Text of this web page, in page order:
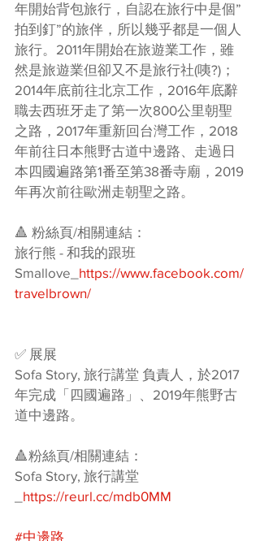
年開始背包旅行，自認在旅行中是個”
拍到釘”的旅伴，所以幾乎都是一個人
旅行。2011年開始在旅遊業工作，雖
然是旅遊業但卻又不是旅行社(咦?)；
2014年底前往北京工作，2016年底辭
職去西班牙走了第一次800公里朝聖
之路，2017年重新回台灣工作，2018
年前往日本熊野古道中邊路、走過日
本四國遍路第1番至第38番寺廟，2019
年再次前往歐洲走朝聖之路。
🔺 粉絲頁/相關連結：
旅行熊 - 和我的跟班
Smallove_ https://www.facebook.com/
travelbrown/
✅ 展展
Sofa Story, 旅行講堂 負責人，於2017
年完成「四國遍路」、2019年熊野古
道中邊路。
🔺粉絲頁/相關連結：
Sofa Story, 旅行講堂
https://reurl.cc/mdb0MM
#中邊路